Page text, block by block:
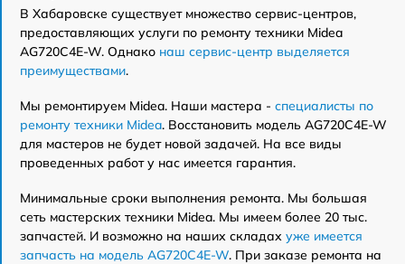
В Хабаровске существует множество сервис-центров,
предоставляющих услуги по ремонту техники Midea
AG720C4E-W. Однако наш сервис-центр выделяется
преимуществами.
Мы ремонтируем Midea. Наши мастера - специалисты по
ремонту техники Midea. Восстановить модель AG720C4E-W
для мастеров не будет новой задачей. На все виды
проведенных работ у нас имеется гарантия.
Минимальные сроки выполнения ремонта. Мы большая
сеть мастерских техники Midea. Мы имеем более 20 тыс.
запчастей. И возможно на наших складах уже имеется
запчасть на модель AG720C4E-W. При заказе ремонта на